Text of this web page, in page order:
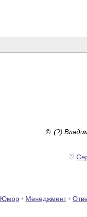
© (?)
♡
Юмор • Менеджмент•